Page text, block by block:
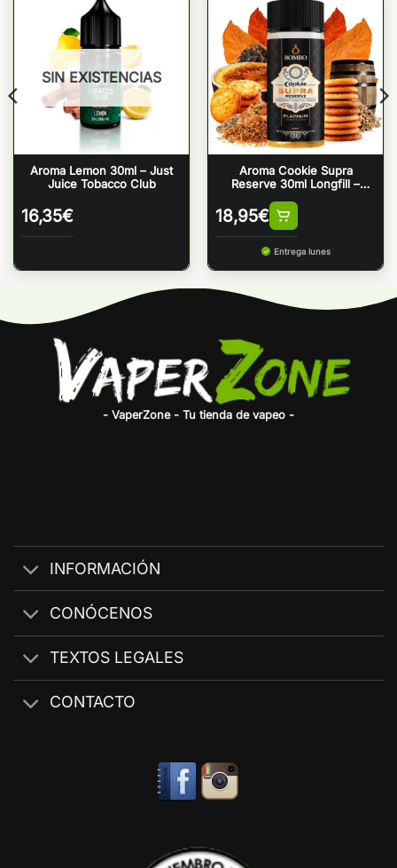
SIN EXISTENCIAS
Aroma Lemon 30ml – Just
Juice Tobacco Club
16,35€
Aroma Cookie Supra
Reserve 30ml Longfill –
Bombo
18,95€
Entrega lunes
- VaperZone - Tu tienda de vapeo -
INFORMACIÓN
CONÓCENOS
TEXTOS LEGALES
CONTACTO